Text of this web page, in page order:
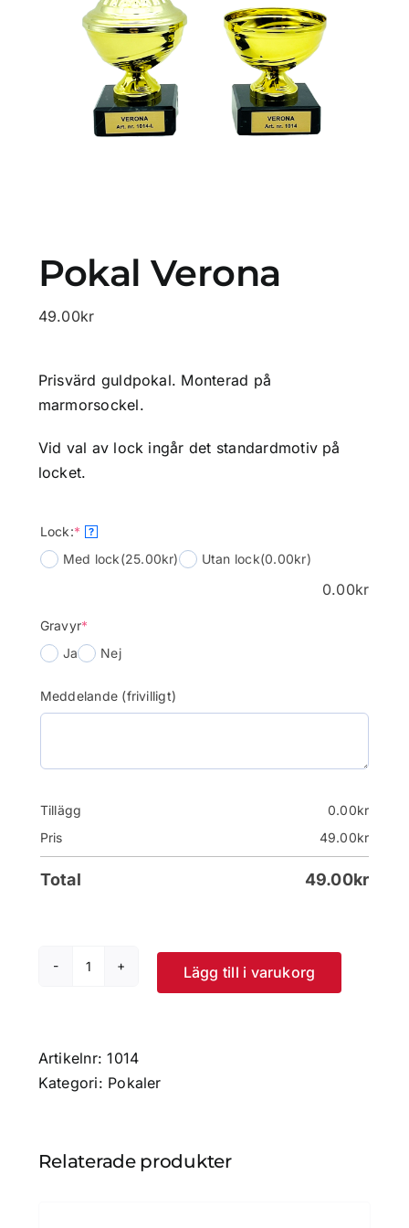
Profilprodukter
Pokal Verona
49.00kr
Prisvärd guldpokal. Monterad på
marmorsockel.
Vid val av lock ingår det standardmotiv på
locket.
Lock:* (required)
?
Med lock(25.00kr) Utan lock(0.00kr)
0.00kr
Gravyr*
Ja
Nej
Meddelande (frivilligt)
Tillägg 0.00kr
Pris
49.00kr
Total 49.00kr
Pokal
Lägg till i varukorg
Artikelnr:1014
Kategori: Pokaler
Relaterade produkter